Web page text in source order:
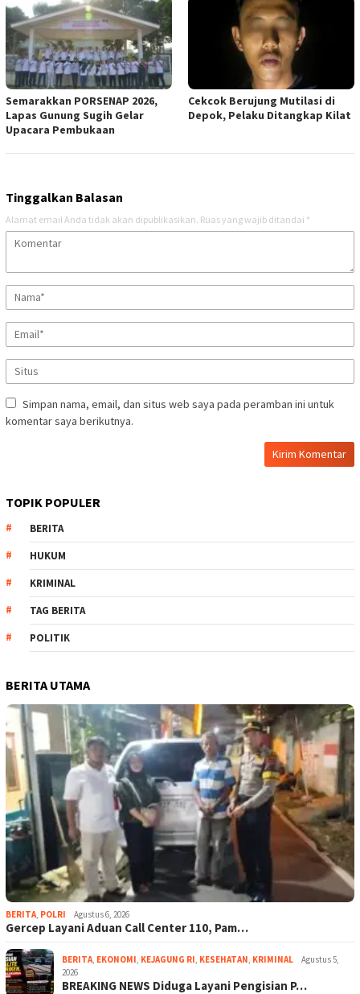
Semarakkan PORSENAP 2026,
Lapas Gunung Sugih Gelar
Upacara Pembukaan
Cekcok Berujung Mutilasi di
Depok, Pelaku Ditangkap Kilat
Tinggalkan Balasan
Alamat email Anda tidak akan dipublikasikan. Ruas yang wajib ditandai *
Simpan nama, email, dan situs web saya pada peramban ini untuk
komentar saya berikutnya.
TOPIK POPULER
BERITA
HUKUM
KRIMINAL
TAG BERITA
POLITIK
BERITA UTAMA
BERITA, POLRI Agustus 6, 2026
Gercep Layani Aduan Call Center 110, Pam…
BERITA, EKONOMI, KEJAGUNG RI, KESEHATAN, KRIMINAL
Agustus 5,
2026
BREAKING NEWS Diduga Layani Pengisian P…